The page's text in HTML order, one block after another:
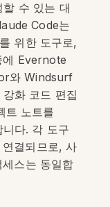
수 있는 대
Code는
위한 도구로,
에 Evernote
와 Windsurf
화 코드 편집
트 노트를
다. 각 도구
결되므로, 사
스는 동일합